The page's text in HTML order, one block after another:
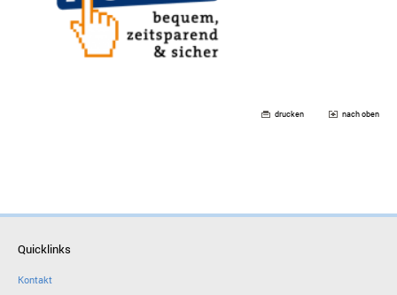
drucken nach oben
Quicklinks
Kontakt